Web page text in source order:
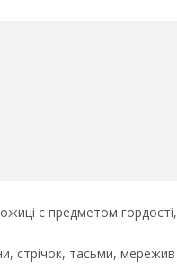
є предметом гордості,
стрічок, тасьми, мережив